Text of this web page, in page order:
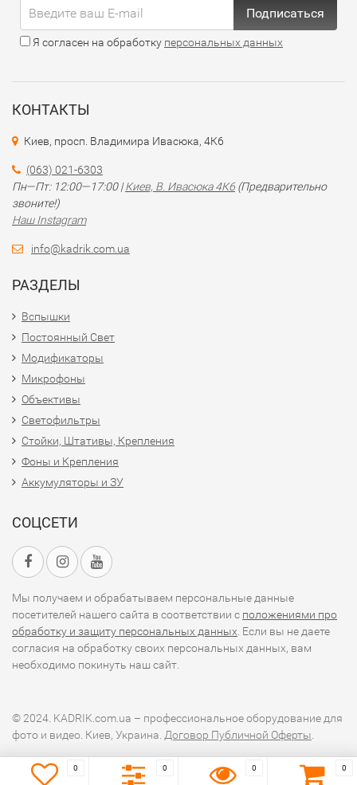
Подписаться
Я согласен на обработку персональных данных
КОНТАКТЫ
Киев, просп. Владимира Ивасюка, 4К6
(063) 021-6303
Пн—Пт: 12:00—17:00 |Киев, В. Ивасюка 4К6 (Предварительно
звоните!)
Наш Instagram
info@kadrik.com.ua
РАЗДЕЛЫ
Вспышки
Постоянный Свет
Модификаторы
Микрофоны
Объективы
Светофильтры
Стойки, Штативы, Крепления
Фоны и Крепления
Аккумуляторы и ЗУ
СОЦСЕТИ
Мы получаем и обрабатываем персональные данные
посетителей нашего сайта в соответствии с положениями про
обработку и защиту персональных данных . Если вы не даете
согласия на обработку своих персональных данных, вам
необходимо покинуть наш сайт.
© 2024. KADRIK.com.ua – профессиональное оборудование для
фото и видео. Киев, Украина. Договор Публичной Оферты
0 0 0 0